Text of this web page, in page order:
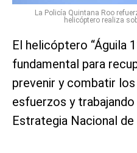
La Policía Quintana Roo
helicóptero realiza
El helicóptero “Águila
fundamental para
prevenir y combatir
esfuerzos y
Estrategia Nacional de